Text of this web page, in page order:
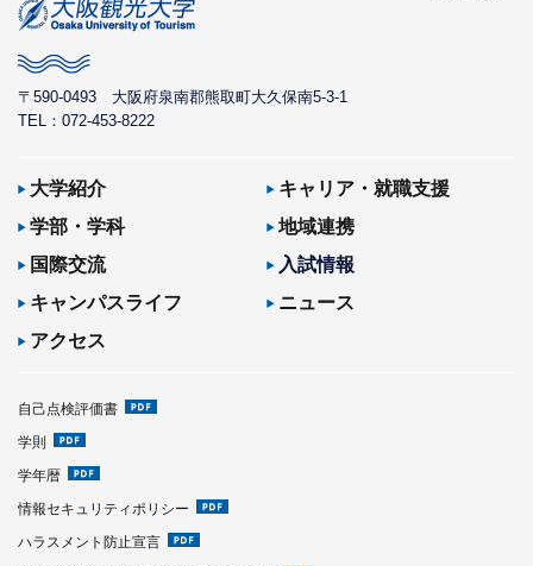
〒590-0493 大阪府泉南郡熊取町大久保南5-3-1
TEL：072-453-8222
大学紹介
キャリア・就職支援
学部・学科
地域連携
国際交流
入試情報
キャンパスライフ
ニュース
アクセス
自己点検評価書
学則
学年暦
情報セキュリティポリシー
ハラスメント防止宣言